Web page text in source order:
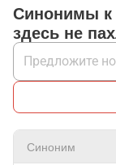
Синонимы к
здесь не
Синоним